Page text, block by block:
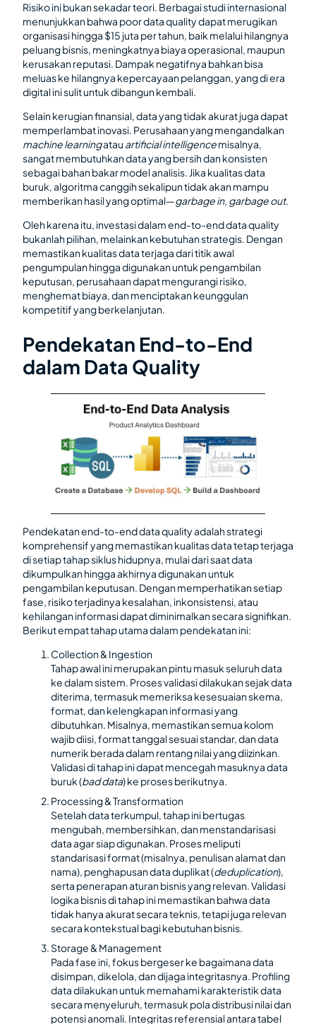
Risiko ini bukan sekadar teori. Berbagai studi internasional
menunjukkan bahwa poor data quality dapat merugikan
organisasi hingga $15 juta per tahun, baik melalui hilangnya
peluang bisnis, meningkatnya biaya operasional, maupun
kerusakan reputasi. Dampak negatifnya bahkan bisa
meluas ke hilangnya kepercayaan pelanggan, yang di era
digital ini sulit untuk dibangun kembali.
Selain kerugian finansial, data yang tidak akurat juga dapat
memperlambat inovasi. Perusahaan yang mengandalkan
machine learningatau artificial intelligencemisalnya,
sangat membutuhkan data yang bersih dan konsisten
sebagai bahan bakar model analisis. Jika kualitas data
buruk, algoritma canggih sekalipun tidak akan mampu
memberikan hasil yang optimal—garbage in, garbage out.
Oleh karena itu, investasi dalam end-to-end data quality
bukanlah pilihan, melainkan kebutuhan strategis. Dengan
memastikan kualitas data terjaga dari titik awal
pengumpulan hingga digunakan untuk pengambilan
keputusan, perusahaan dapat mengurangi risiko,
menghemat biaya, dan menciptakan keunggulan
kompetitif yang berkelanjutan.
Pendekatan End-to-End
dalam Data Quality
Pendekatan end-to-end data quality adalah strategi
komprehensif yang memastikan kualitas data tetap terjaga
di setiap tahap siklus hidupnya, mulai dari saat data
dikumpulkan hingga akhirnya digunakan untuk
pengambilan keputusan. Dengan memperhatikan setiap
fase, risiko terjadinya kesalahan, inkonsistensi, atau
kehilangan informasi dapat diminimalkan secara signifikan.
Berikut empat tahap utama dalam pendekatan ini:
Collection & Ingestion
Tahap awal ini merupakan pintu masuk seluruh data
ke dalam sistem. Proses validasi dilakukan sejak data
diterima, termasuk memeriksa kesesuaian skema,
format, dan kelengkapan informasi yang
dibutuhkan. Misalnya, memastikan semua kolom
wajib diisi, format tanggal sesuai standar, dan data
numerik berada dalam rentang nilai yang diizinkan.
Validasi di tahap ini dapat mencegah masuknya data
buruk (bad data) ke proses berikutnya.
Processing & Transformation
Setelah data terkumpul, tahap ini bertugas
mengubah, membersihkan, dan menstandarisasi
data agar siap digunakan. Proses meliputi
standarisasi format (misalnya, penulisan alamat dan
nama), penghapusan data duplikat (deduplication),
serta penerapan aturan bisnis yang relevan. Validasi
logika bisnis di tahap ini memastikan bahwa data
tidak hanya akurat secara teknis, tetapi juga relevan
secara kontekstual bagi kebutuhan bisnis.
Storage & Management
Pada fase ini, fokus bergeser ke bagaimana data
disimpan, dikelola, dan dijaga integritasnya. Profiling
data dilakukan untuk memahami karakteristik data
secara menyeluruh, termasuk pola distribusi nilai dan
potensi anomali. Integritas referensial antara tabel